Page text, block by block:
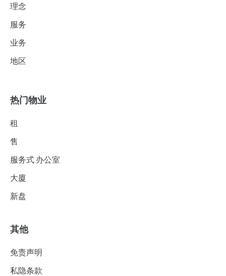
理念
服务
业务
地区
热门物业
租
售
服务式 办公室
大廈
新盘
其他
免责声明
私隐条款